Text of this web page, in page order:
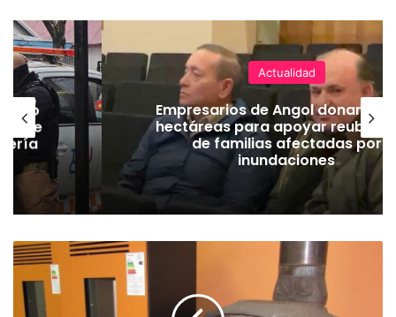
de
Actualidad
Empresarios de Angol donan
hectáreas para apoyar
de familias afectadas por
inundaciones
H
a